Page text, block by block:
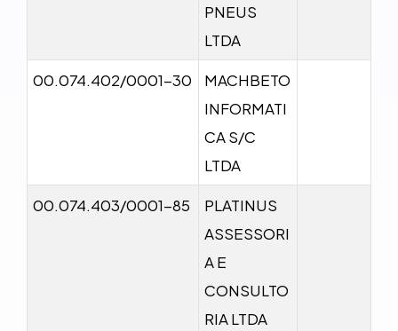
PNEUS
LTDA
00.074.402/0001-30
MACHBETO
INFORMATI
CA S/C
LTDA
00.074.403/0001-85
PLATINUS
ASSESSORI
A E
CONSULTO
RIA LTDA